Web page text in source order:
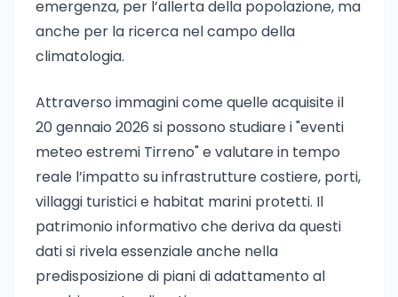
emergenza, per l’allerta della popolazione, ma
anche per la ricerca nel campo della
climatologia.
Attraverso immagini come quelle acquisite il
20 gennaio 2026 si possono studiare i "eventi
meteo estremi Tirreno" e valutare in tempo
reale l’impatto su infrastrutture costiere, porti,
villaggi turistici e habitat marini protetti. Il
patrimonio informativo che deriva da questi
dati si rivela essenziale anche nella
predisposizione di piani di adattamento al